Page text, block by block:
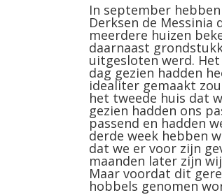
In september
Derksen de Messinia
meerdere huizen
daarnaast
uitgesloten werd.
dag gezien hadden
idealiter gemaakt
het tweede huis dat
gezien hadden ons
passend en hadden
derde week hebben
dat we er voor zijn
maanden later zijn
Maar voordat dit
hobbels genomen